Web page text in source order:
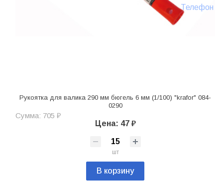
Телефон
Рукоятка для валика 290 мм бюгель 6 мм (1/100) "krafor" 084-
0290
Сумма: 705 ₽
Цена: 47 ₽
шт
В корзину